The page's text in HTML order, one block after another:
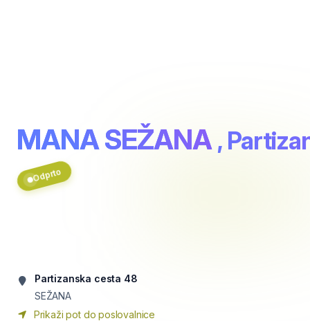
MANA SEŽANA ,
Odprto
Partizanska cesta 48
SEŽANA
Prikaži pot do poslovalnice